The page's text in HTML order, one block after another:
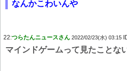
なんかこわいんや
22:つらたんニュースさん 2022/02/23(水) 03:15
マインドゲームって見たことな